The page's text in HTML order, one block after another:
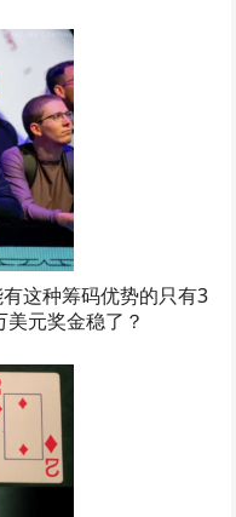
这种筹码优势的只有3
元奖金稳了？